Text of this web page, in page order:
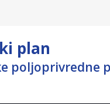
plan
poljoprivredne